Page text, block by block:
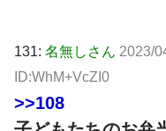
131: 名無しさん 2023/
ID:WhM+VcZI0
>>108